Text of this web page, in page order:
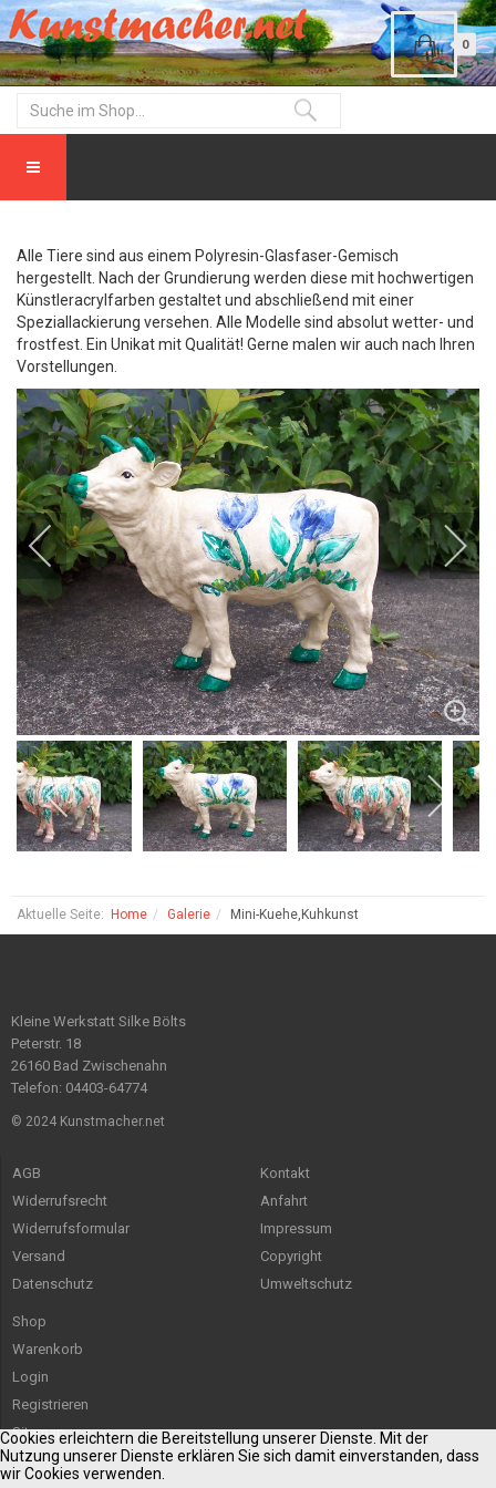
0
Alle Tiere sind aus einem Polyresin-Glasfaser-Gemisch
hergestellt. Nach der Grundierung werden diese mit hochwertigen
Künstleracrylfarben gestaltet und abschließend mit einer
Speziallackierung versehen. Alle Modelle sind absolut wetter- und
frostfest. Ein Unikat mit Qualität! Gerne malen wir auch nach Ihren
Vorstellungen.
Aktuelle Seite: Home Galerie Mini-Kuehe,Kuhkunst
Kleine Werkstatt Silke Bölts
Peterstr. 18
26160 Bad Zwischenahn
Telefon: 04403-64774
© 2024 Kunstmacher.net
AGB
Widerrufsrecht
Widerrufsformular
Versand
Datenschutz
Kontakt
Anfahrt
Impressum
Copyright
Umweltschutz
Shop
Warenkorb
Login
Registrieren
Sitemap
Cookies erleichtern die Bereitstellung unserer Dienste. Mit der
Nutzung unserer Dienste erklären Sie sich damit einverstanden, dass
wir Cookies verwenden.